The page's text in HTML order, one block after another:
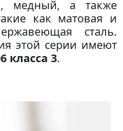
медный, а также
как матовая и
сталь.
этой серии имеют
класса 3.